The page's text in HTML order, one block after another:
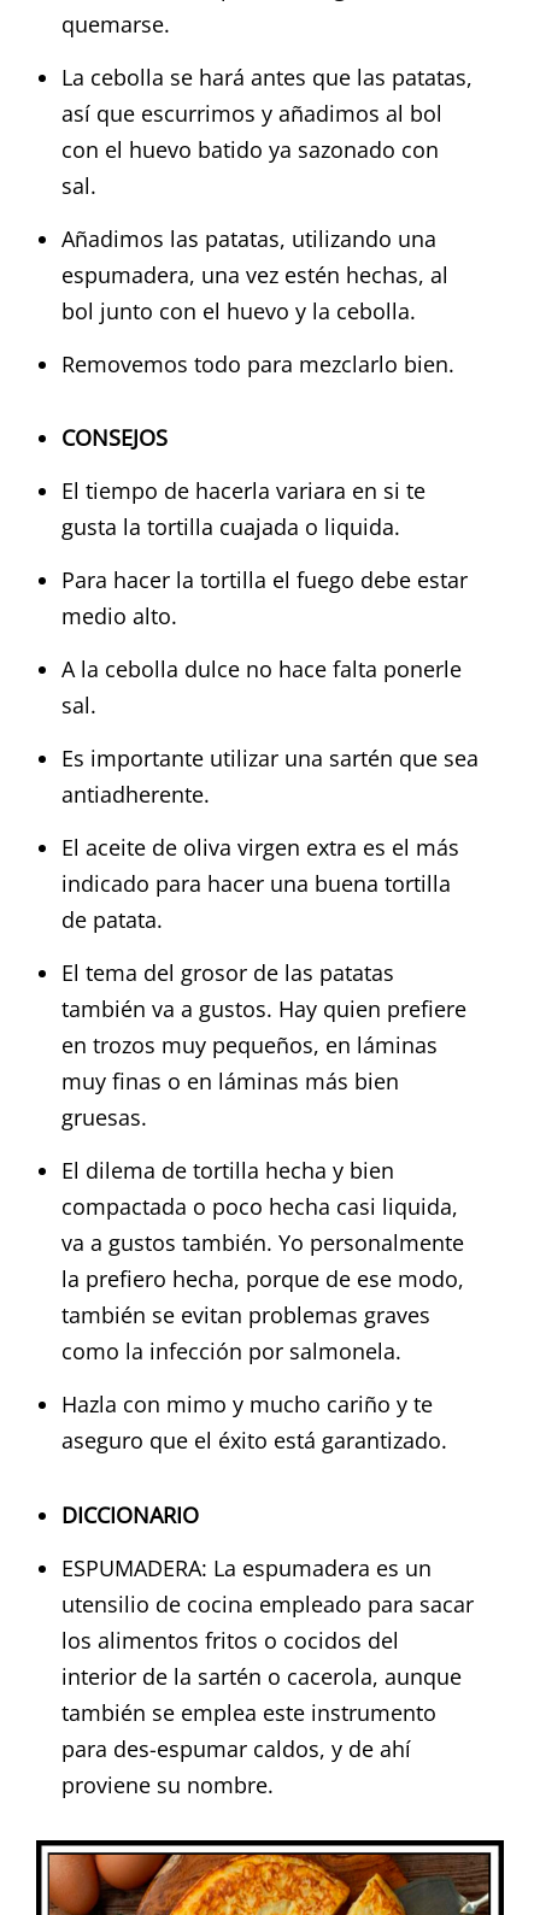
quemarse.
La cebolla se hará antes que las patatas,
así que escurrimos y añadimos al bol
con el huevo batido ya sazonado con
sal.
Añadimos las patatas, utilizando una
espumadera, una vez estén hechas, al
bol junto con el huevo y la cebolla.
Removemos todo para mezclarlo bien.
CONSEJOS
El tiempo de hacerla variara en si te
gusta la tortilla cuajada o liquida.
Para hacer la tortilla el fuego debe estar
medio alto.
A la cebolla dulce no hace falta ponerle
sal.
Es importante utilizar una sartén que sea
antiadherente.
El aceite de oliva virgen extra es el más
indicado para hacer una buena tortilla
de patata.
El tema del grosor de las patatas
también va a gustos. Hay quien prefiere
en trozos muy pequeños, en láminas
muy finas o en láminas más bien
gruesas.
El dilema de tortilla hecha y bien
compactada o poco hecha casi liquida,
va a gustos también. Yo personalmente
la prefiero hecha, porque de ese modo,
también se evitan problemas graves
como la infección por salmonela.
Hazla con mimo y mucho cariño y te
aseguro que el éxito está garantizado.
DICCIONARIO
ESPUMADERA: La espumadera es un
utensilio de cocina empleado para sacar
los alimentos fritos o cocidos del
interior de la sartén o cacerola, aunque
también se emplea este instrumento
para des-espumar caldos, y de ahí
proviene su nombre.